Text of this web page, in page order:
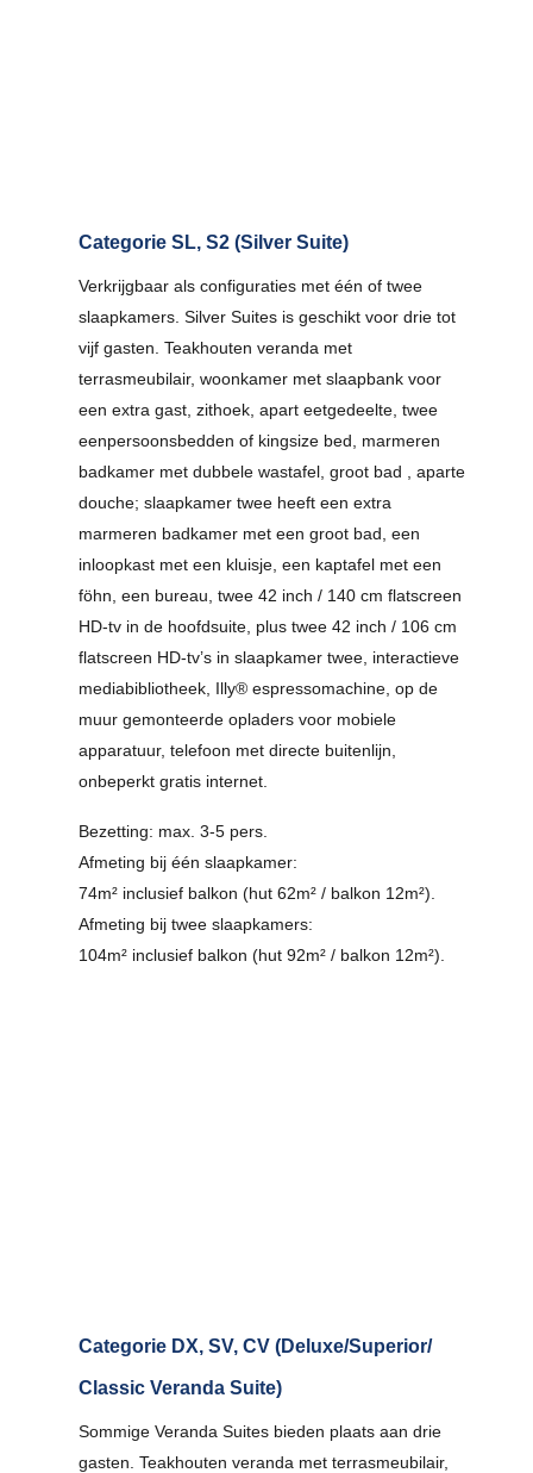
Categorie SL, S2 (Silver Suite)
Verkrijgbaar als configuraties met één of twee
slaapkamers. Silver Suites is geschikt voor drie tot
vijf gasten. Teakhouten veranda met
terrasmeubilair, woonkamer met slaapbank voor
een extra gast, zithoek, apart eetgedeelte, twee
eenpersoonsbedden of kingsize bed, marmeren
badkamer met dubbele wastafel, groot bad , aparte
douche; slaapkamer twee heeft een extra
marmeren badkamer met een groot bad, een
inloopkast met een kluisje, een kaptafel met een
föhn, een bureau, twee 42 inch / 140 cm flatscreen
HD-tv in de hoofdsuite, plus twee 42 inch / 106 cm
flatscreen HD-tv’s in slaapkamer twee, interactieve
mediabibliotheek, Illy® espressomachine, op de
muur gemonteerde opladers voor mobiele
apparatuur, telefoon met directe buitenlijn,
onbeperkt gratis internet.
Bezetting: max. 3-5 pers.
Afmeting bij één slaapkamer:
74m² inclusief balkon (hut 62m² / balkon 12m²).
Afmeting bij twee slaapkamers:
104m² inclusief balkon (hut 92m² / balkon 12m²).
Categorie DX, SV, CV (Deluxe/Superior/
Classic Veranda Suite)
Sommige Veranda Suites bieden plaats aan drie
gasten. Teakhouten veranda met terrasmeubilair,